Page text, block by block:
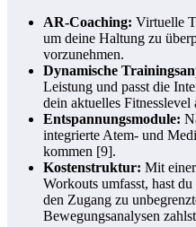
AR-Coaching: Virtuelle
um deine Haltung zu
vorzunehmen.
Dynamische
Leistung und passt die
dein aktuelles Fitnesslevel
Entspannungsmodule:
integrierte Atem- und
kommen [9].
Kostenstruktur: Mit
Workouts umfasst, hast
den Zugang zu
Bewegungsanalysen